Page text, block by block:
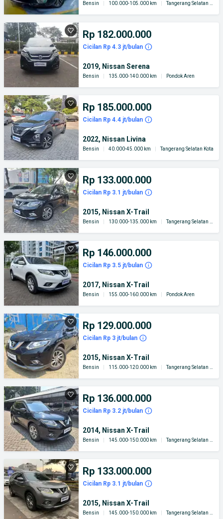
Bensin 100.000-105.000 km Tangerang Selatan Kota
Rp 182.000.000
Cicilan Rp 4.3 jt/bulan
2019, Nissan Serena
Bensin 135.000-140.000 km Pondok Aren
Rp 185.000.000
Cicilan Rp 4.4 jt/bulan
2022, Nissan Livina
Bensin 40.000-45.000 km Tangerang Selatan Kota
Rp 133.000.000
Cicilan Rp 3.1 jt/bulan
2015, Nissan X-Trail
Bensin 130.000-135.000 km Tangerang Selatan Kota
Rp 146.000.000
Cicilan Rp 3.5 jt/bulan
2017, Nissan X-Trail
Bensin 155.000-160.000 km Pondok Aren
Rp 129.000.000
Cicilan Rp 3 jt/bulan
2015, Nissan X-Trail
Bensin 115.000-120.000 km Tangerang Selatan Kota
Rp 136.000.000
Cicilan Rp 3.2 jt/bulan
2014, Nissan X-Trail
Bensin 145.000-150.000 km Tangerang Selatan Kota
Rp 133.000.000
Cicilan Rp 3.1 jt/bulan
2015, Nissan X-Trail
Bensin 145.000-150.000 km Tangerang Selatan Kota